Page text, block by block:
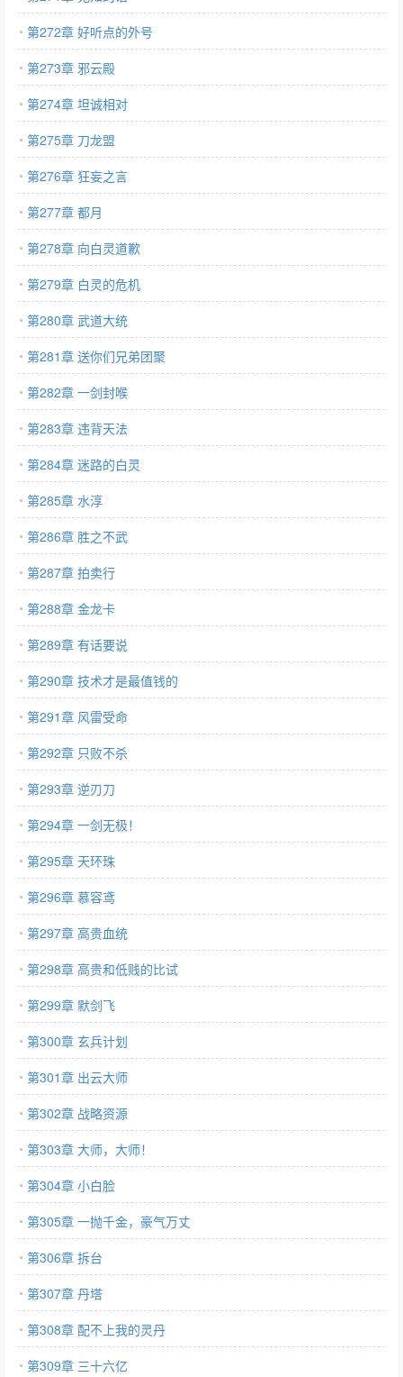
第272章 好听点的外号
第273章 邪云殿
第274章 坦诚相对
第275章 刀龙盟
第276章 狂妄之言
第277章 都月
第278章 向白灵道歉
第279章 白灵的危机
第280章 武道大统
第281章 送你们兄弟团聚
第282章 一剑封喉
第283章 违背天法
第284章 迷路的白灵
第285章 水淳
第286章 胜之不武
第287章 拍卖行
第288章 金龙卡
第289章 有话要说
第290章 技术才是最值钱的
第291章 风雷受命
第292章 只败不杀
第293章 逆刃刀
第294章 一剑无极！
第295章 天环珠
第296章 慕容鸢
第297章 高贵血统
第298章 高贵和低贱的比试
第299章 默剑飞
第300章 玄兵计划
第301章 出云大师
第302章 战略资源
第303章 大师，大师！
第304章 小白脸
第305章 一抛千金，豪气万丈
第306章 拆台
第307章 丹塔
第308章 配不上我的灵丹
第309章 三十六亿